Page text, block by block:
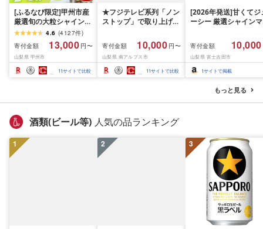
[ふるなび限定]甲州市産
厳選旬の大粒シャインマ
スカット 約1.3kg 2〜3
房[2026年発送]
(MG)B12-472 FN-
Limited-VO シャインマ
スカット フルーツ
4.6 (4127件)
寄付金額
13,000 円〜
山梨県 甲州市
11サイトで比較
★フジテレビ系列「ノン
ストップ」で取り上げら
先行予約]南アルプス市
産シャインマスカット
1.2kg以上(2〜3房)ふる
さと納税 おすすめ 山梨
県 南アルプス市 送料無
寄付金額 10,000 円〜
山梨県 南アルプス市
11サイトで比較
[2026年発送]甘くてジ
ーシー 厳選シャインマ
月前半(1〜15日)から
月下旬までの発送) フ
ーツ ぶどう 果物 山梨
産 2026 旬 大粒 高級
寄付金額 10,000
山梨県 富士吉田市
1サイトで掲載
もっと見る
酒類(ビール等) 人気の品ランキング
1 2 3